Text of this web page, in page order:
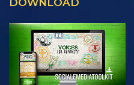
DOWNLOAD